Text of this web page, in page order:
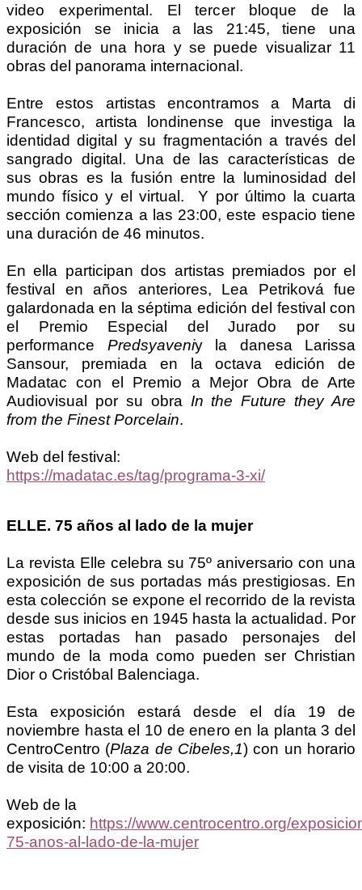
video experimental. El tercer bloque de la
exposición se inicia a las 21:45, tiene una
duración de una hora y se puede visualizar 11
obras del panorama internacional.
Entre estos artistas encontramos a Marta di
Francesco, artista londinense que investiga la
identidad digital y su fragmentación a través del
sangrado digital. Una de las características de
sus obras es la fusión entre la luminosidad del
mundo físico y el virtual. Y por último la cuarta
sección comienza a las 23:00, este espacio tiene
una duración de 46 minutos.
En ella participan dos artistas premiados por el
festival en años anteriores, Lea Petriková fue
galardonada en la séptima edición del festival con
el Premio Especial del Jurado por su
performance Predsyaveniy la danesa Larissa
Sansour, premiada en la octava edición de
Madatac con el Premio a Mejor Obra de Arte
Audiovisual por su obra In the Future they Are
from the Finest Porcelain.
Web del festival:
https://madatac.es/tag/programa-3-xi/
ELLE. 75 años al lado de la mujer
La revista Elle celebra su 75º aniversario con una
exposición de sus portadas más prestigiosas. En
esta colección se expone el recorrido de la revista
desde sus inicios en 1945 hasta la actualidad. Por
estas portadas han pasado personajes del
mundo de la moda como pueden ser Christian
Dior o Cristóbal Balenciaga.
Esta exposición estará desde el día 19 de
noviembre hasta el 10 de enero en la planta 3 del
CentroCentro (Plaza de Cibeles,1) con un horario
de visita de 10:00 a 20:00.
Web de la
exposición: https://www.centrocentro.org/
75-anos-al-lado-de-la-mujer